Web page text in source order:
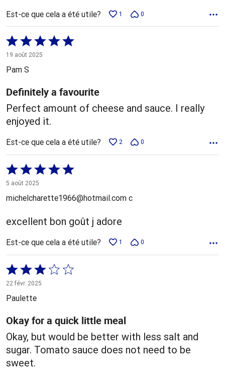
Est-ce que cela a été utile? 1 0
Coté
5 sur
5
19 août 2025
Pam S
Definitely a favourite
Perfect amount of cheese and sauce. I really
enjoyed it.
Est-ce que cela a été utile? 2 0
Coté
5 sur
5 août 2025
michelcharette1966@hotmail.com c
excellent bon goût j adore
Est-ce que cela a été utile? 1 0
Coté
3 sur
5
22 févr. 2025
Paulette
Okay for a quick little meal
Okay, but would be better with less salt and
sugar. Tomato sauce does not need to be
sweet.